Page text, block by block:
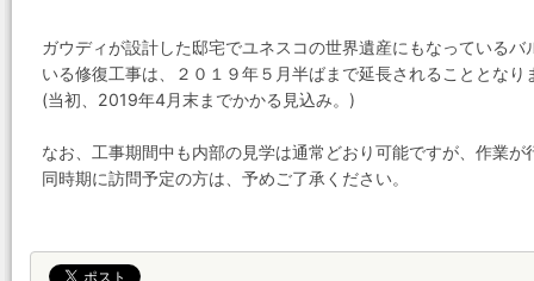
ガウディが設計した邸宅でユネスコの世界遺産にもなっている
いる修復工事は、２０１９年５月半ばまで延長されることとなり
(当初、2019年4月末までかかる見込み。)
なお、工事期間中も内部の見学は通常どおり可能ですが、作業
同時期に訪問予定の方は、予めご了承ください。